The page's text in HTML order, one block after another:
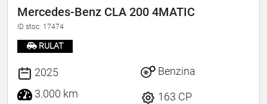
Mercedes-Benz CLA 200 4MATIC
ID stoc: 17474
RULAT
2025
3.000 km
Benzina
163 CP